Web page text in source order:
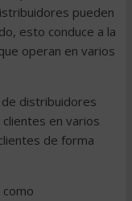
pueden
esto conduce a la
operan en varios
distribuidores
en varios
de forma